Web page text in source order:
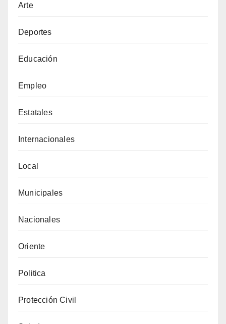
Arte
Deportes
Educación
Empleo
Estatales
Internacionales
Local
Municipales
Nacionales
Oriente
Politica
Protección Civil